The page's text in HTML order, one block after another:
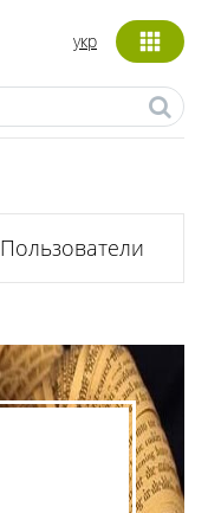
укр
Пользователи